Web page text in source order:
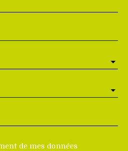
de mes données